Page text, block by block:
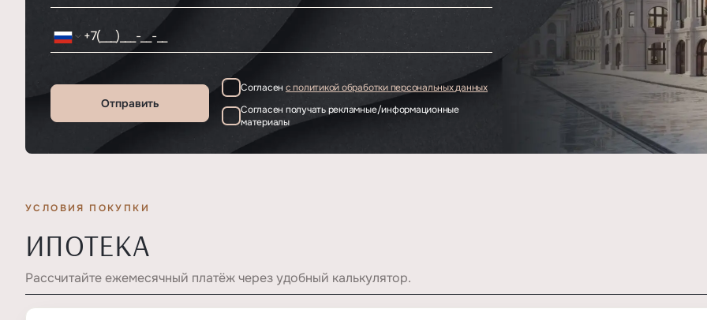
Отправить
Согласен с политикой обработки персональных данных
Согласен получать рекламные/информационные
материалы
УСЛОВИЯ ПОКУПКИ
ИПОТЕКА
Рассчитайте ежемесячный платёж через удобный калькулятор.